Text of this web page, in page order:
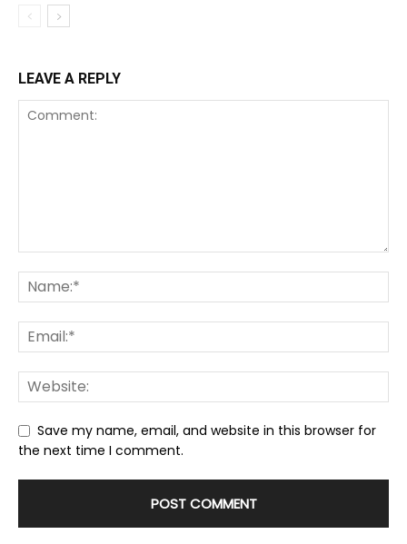
LEAVE A REPLY
Save my name, email, and website in this browser for
the next time I comment.